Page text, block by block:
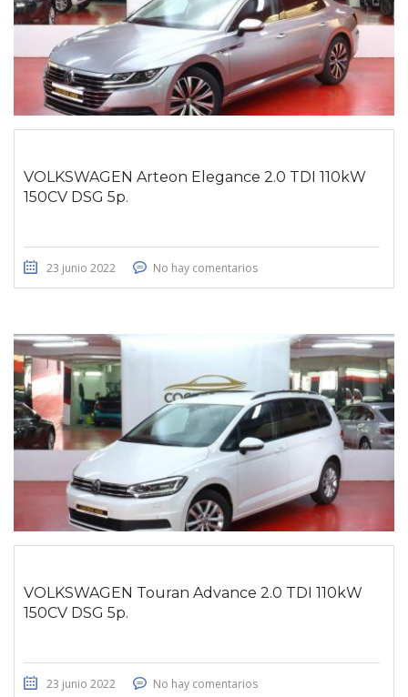
VOLKSWAGEN Arteon Elegance 2.0 TDI 110kW
150CV DSG 5p.
23 junio 2022 No hay comentarios
VOLKSWAGEN Touran Advance 2.0 TDI 110kW
150CV DSG 5p.
23 junio 2022 No hay comentarios